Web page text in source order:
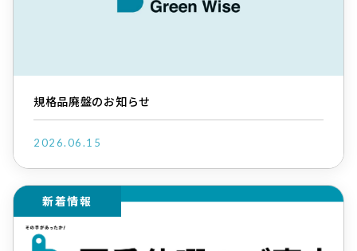
規格品廃盤のお知らせ
2026.06.15
新着情報